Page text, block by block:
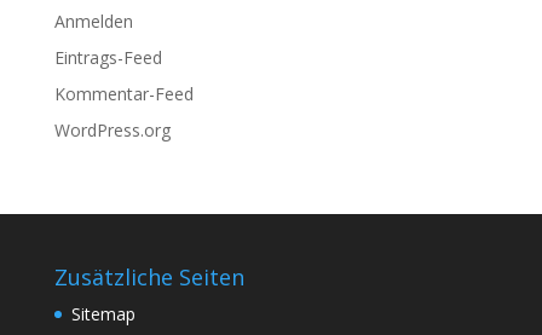
Anmelden
Eintrags-Feed
Kommentar-Feed
WordPress.org
Zusätzliche Seiten
Sitemap